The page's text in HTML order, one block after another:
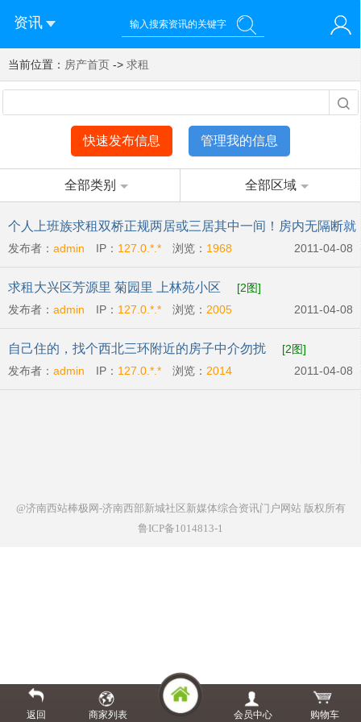
资讯
您好！欢迎来到济南西站棒极网-济南西部新城社区新媒体综
合资讯门户网站
登录 注册 微信快速登录
当前位置： 房产首页 -> 求租
快速发布信息 管理我的信息
全部类别 全部区域
个人上班族求租双桥正规两居或三居其中一间！房内无隔断就
行
[2图]
发布者： admin IP： 127.0.*.* 浏览： 1968 2011-04-08
求租大兴区芳源里 菊园里 上林苑小区
[2图]
发布者： admin IP： 127.0.*.* 浏览： 2005 2011-04-08
自己住的，找个西北三环附近的房子中介勿扰
[2图]
发布者： admin IP： 127.0.*.* 浏览： 2014 2011-04-08
@济南西站棒极网-济南西部新城社区新媒体综合资讯门户网站版权所有
鲁ICP备1014813-1
返回 商家列表 会员中心 购物车